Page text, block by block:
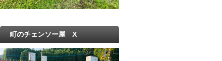
町のチェンソー屋 X